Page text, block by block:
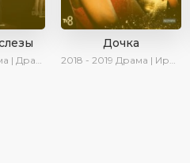
| Сериалы 2025
Дочка
2018 - 2019 Драма | Ирина Котова